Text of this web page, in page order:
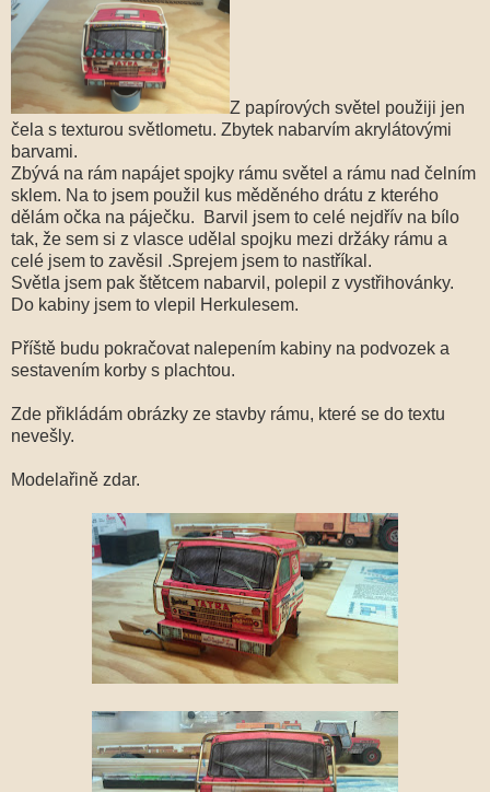
Z papírových světel použiji jen
čela s texturou světlometu. Zbytek nabarvím akrylátovými
barvami.
Zbývá na rám napájet spojky rámu světel a rámu nad čelním
sklem. Na to jsem použil kus měděného drátu z kterého
dělám očka na páječku. Barvil jsem to celé nejdřív na bílo
tak, že sem si z vlasce udělal spojku mezi držáky rámu a
celé jsem to zavěsil .Sprejem jsem to nastříkal.
Světla jsem pak štětcem nabarvil, polepil z vystřihovánky.
Do kabiny jsem to vlepil Herkulesem.
Příště budu pokračovat nalepením kabiny na podvozek a
sestavením korby s plachtou.
Zde přikládám obrázky ze stavby rámu, které se do textu
nevešly.
Modelařině zdar.